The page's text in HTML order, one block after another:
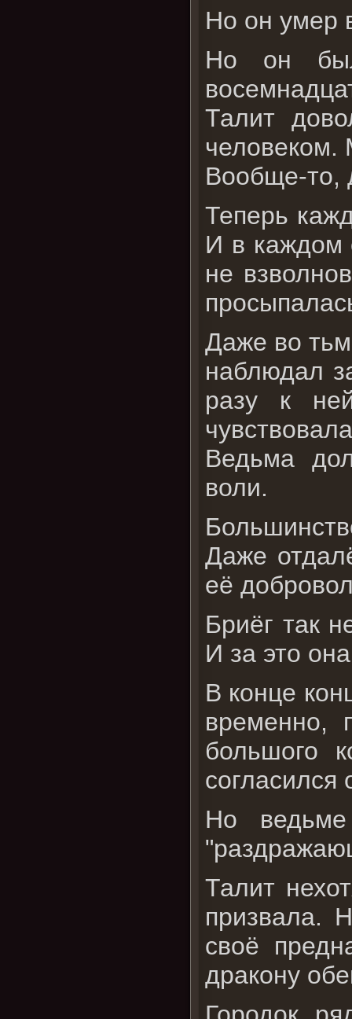
Но он умер
Но он был
Талит
человеком.
Вообще-то,
Теперь
И в каждом
не
Даже во
наблюдал
разу к
Ведьма
воли.
Даже
её
Бриёг так
И за это
В конце
временно,
большого
Но
Талит
призвала.
своё
дракону